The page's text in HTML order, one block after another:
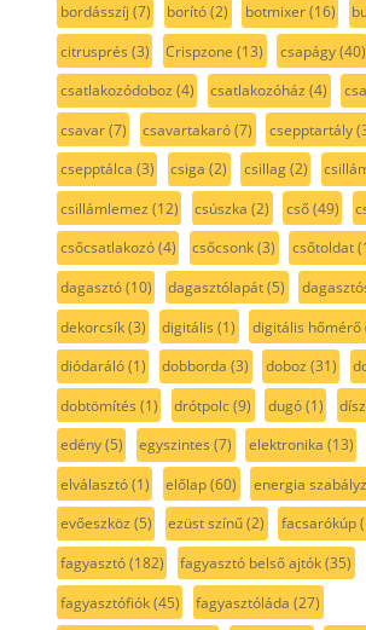
bordásszíj (7) borító(2) botmixer(16)
citrusprés (3) Crispzone (13) csapágy(40)
csatlakozódoboz (4) csatlakozóház (4)
csavar(7) csavartakaró(7) csepptartály
csepptálca (3) csiga (2) csillag(2)
csillámlemez (12) csúszka (2) cső(49)
csőcsatlakozó(4) csőcsonk(3) csőtoldat
dagasztó(10) dagasztólapát(5)
dekorcsík(3) digitális (1) digitális hőmérő
diódaráló(1) dobborda (3) doboz (31)
dobtömítés (1) drótpolc(9) dugó(1)
edény(5) egyszintes (7) elektronika (13)
elválasztó(1) előlap(60) energia
evőeszköz (5) ezüst színű(2) facsarókúp
fagyasztó(182) fagyasztó belső ajtók(35)
fagyasztófiók(45) fagyasztóláda (27)